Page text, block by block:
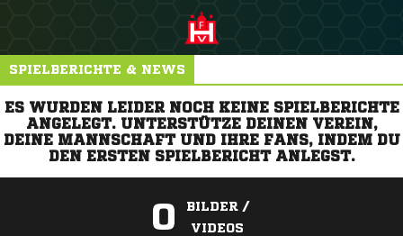
SPIELBERICHTE & NEWS
ES WURDEN LEIDER NOCH KEINE SPIELBERICHTE
ANGELEGT. UNTERSTÜTZE DEINEN VEREIN,
DEINE MANNSCHAFT UND IHRE FANS, INDEM DU
DEN ERSTEN SPIELBERICHT ANLEGST.
0
BILDER /
VIDEOS